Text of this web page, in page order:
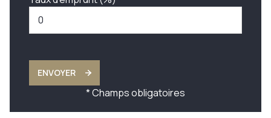
ENVOYER
* Champs obligatoires